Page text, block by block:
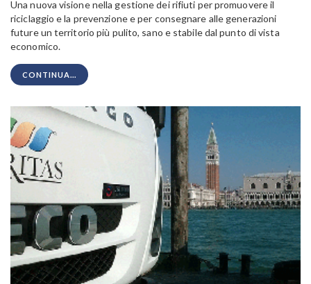
Una nuova visione nella gestione dei rifiuti per promuovere il
riciclaggio e la prevenzione e per consegnare alle generazioni
future un territorio più pulito, sano e stabile dal punto di vista
economico.
CONTINUA...